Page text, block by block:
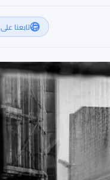
تابعنا على Google News